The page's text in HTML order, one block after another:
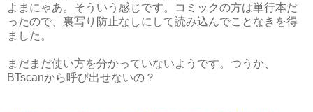
よまにゃあ。そういう感じです。コミックの方は単行本だ
ったので、裏写り防止なしにして読み込んでことなきを得
ました。
まだまだ使い方を分かっていないようです。つうか、
BTscanから呼び出せないの？